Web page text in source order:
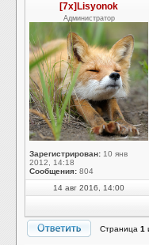
[7x]Lisyonok
Администратор
Зарегистрирован: 10 янв
2012, 14:18
Сообщения: 804
14 авг 2016, 14:00
Страница 1